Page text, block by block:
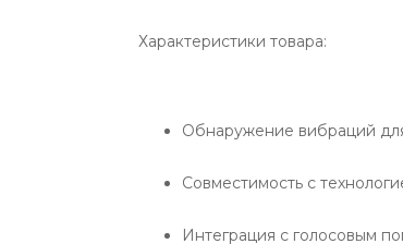
Характеристики товара:
Обнаружение вибраций
Совместимость с
Интеграция с голосовым